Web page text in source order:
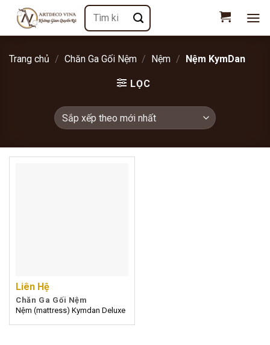
Chuyển
nội
dung
Tìm
kiếm:
Trang chủ / Chăn Ga Gối Nệm / Nệm / Nệm KymDan
LỌC
Chăn Ga Gối Nệm
Nệm (mattress) Kymdan Deluxe
Liên Hệ